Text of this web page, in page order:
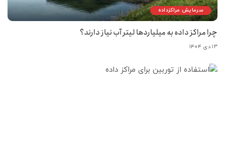
سرمایش مراکزداده
چرا مراکز داده به میلیاردها لیتر آب نیاز دارند؟
۱۳ دی ۱۴۰۴